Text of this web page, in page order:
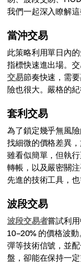
我們一起深入瞭解這
當沖交易
此策略利用單日內
指標快速進出場。
交易節奏快速，需
險也很大。嚴格的
套利交易
為了鎖定幾乎無風
找細微的價格差異
雖看似簡單，但執
轉帳，以及嚴密關
先進的技術工具，
波段交易
波段交易者嘗試利
10–20% 的價格波
彈等技術信號，並
盤，卻能在保持一定